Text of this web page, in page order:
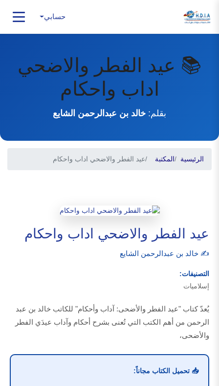
حسابي
📚 عيد الفطر والاضحي
اداب واحكام
بقلم: خالد بن عبدالرحمن الشايع
الرئيسية المكتبة عيد الفطر والاضحي اداب واحكام
عيد الفطر والاضحي اداب واحكام
✍️ خالد بن عبدالرحمن الشايع
التصنيفات:
إسلاميات
يُعدّ كتاب "عيد الفطر والأضحى: آداب وأحكام" للكاتب خالد بن عبد
الرحمن من أهم الكتب التي تُعنى بشرح أحكام وآداب عيدَي الفطر
والأضحى،
📥 تحميل الكتاب مجاناً: